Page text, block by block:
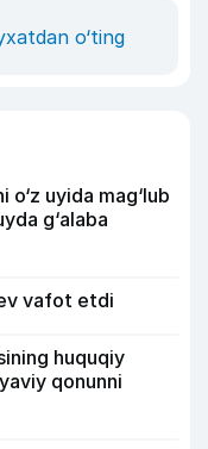
o‘ting
o‘z uyida mag‘lub
g‘alaba
vafot etdi
huquqiy
qonunni